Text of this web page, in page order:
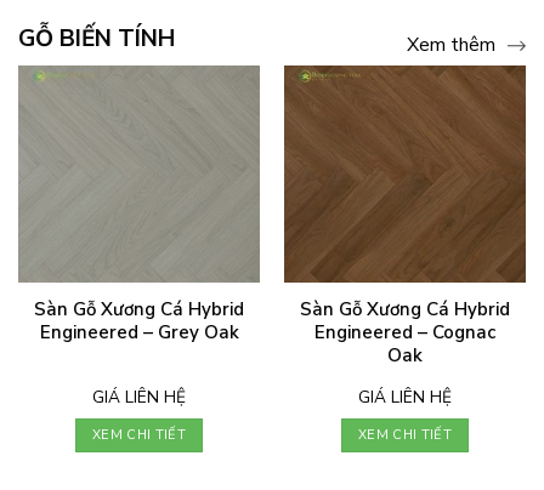
GỖ BIẾN TÍNH Xem thêm
Sàn Gỗ Xương Cá Hybrid
Engineered – Grey Oak
GIÁ LIÊN HỆ
XEM CHI TIẾT
Sàn Gỗ Xương Cá Hybrid
Engineered – Cognac
Oak
GIÁ LIÊN HỆ
XEM CHI TIẾT